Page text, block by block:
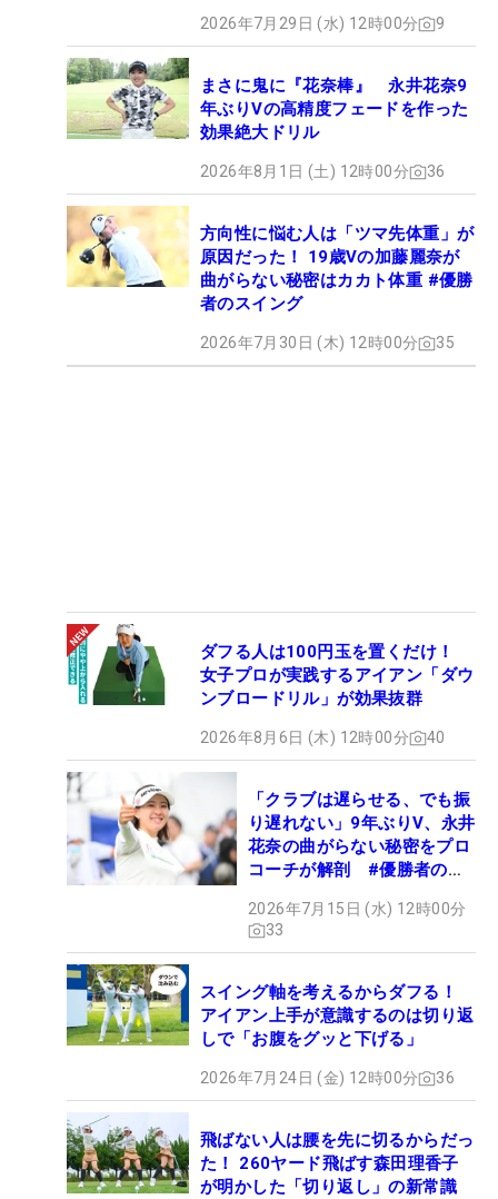
2026年7月29日 (水) 12時00分 9
まさに鬼に『花奈棒』 永井花奈9
年ぶりVの高精度フェードを作った
効果絶大ドリル
2026年8月1日 (土) 12時00分 36
方向性に悩む人は「ツマ先体重」が
原因だった！ 19歳Vの加藤麗奈が
曲がらない秘密はカカト体重 #優勝
者のスイング
2026年7月30日 (木) 12時00分 35
ダフる人は100円玉を置くだけ！
女子プロが実践するアイアン「ダウ
ンブロードリル」が効果抜群
2026年8月6日 (木) 12時00分 40
「クラブは遅らせる、でも振
り遅れない」9年ぶりV、永井
花奈の曲がらない秘密をプロ
コーチが解剖 #優勝者のス
2026年7月15日 (水) 12時00分
33
スイング軸を考えるからダフる！
アイアン上手が意識するのは切り返
しで「お腹をグッと下げる」
2026年7月24日 (金) 12時00分 36
飛ばない人は腰を先に切るからだっ
た！ 260ヤード飛ばす森田理香子
が明かした「切り返し」の新常識